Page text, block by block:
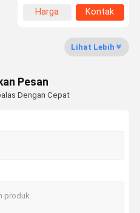
Berita
Harga
Kontak
Lihat Lebih
Pesan
Dengan Cepat